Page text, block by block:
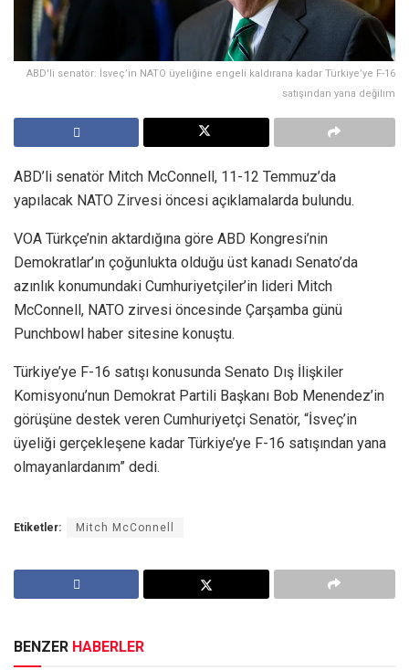
ABD'li senatör: İsveç’in NATO üyeliğine engeli kaldırana kadar Türkiye’ye F-16
satışından yana değilim
ABD’li senatör Mitch McConnell, 11-12 Temmuz’da
yapılacak NATO Zirvesi öncesi açıklamalarda bulundu.
VOA Türkçe’nin aktardığına göre ABD Kongresi’nin
Demokratlar’ın çoğunlukta olduğu üst kanadı Senato’da
azınlık konumundaki Cumhuriyetçiler’in lideri Mitch
McConnell, NATO zirvesi öncesinde Çarşamba günü
Punchbowl haber sitesine konuştu.
Türkiye’ye F-16 satışı konusunda Senato Dış İlişkiler
Komisyonu’nun Demokrat Partili Başkanı Bob Menendez’in
görüşüne destek veren Cumhuriyetçi Senatör, “İsveç’in
üyeliği gerçekleşene kadar Türkiye’ye F-16 satışından yana
olmayanlardanım” dedi.
Etiketler: Mitch McConnell
BENZER HABERLER